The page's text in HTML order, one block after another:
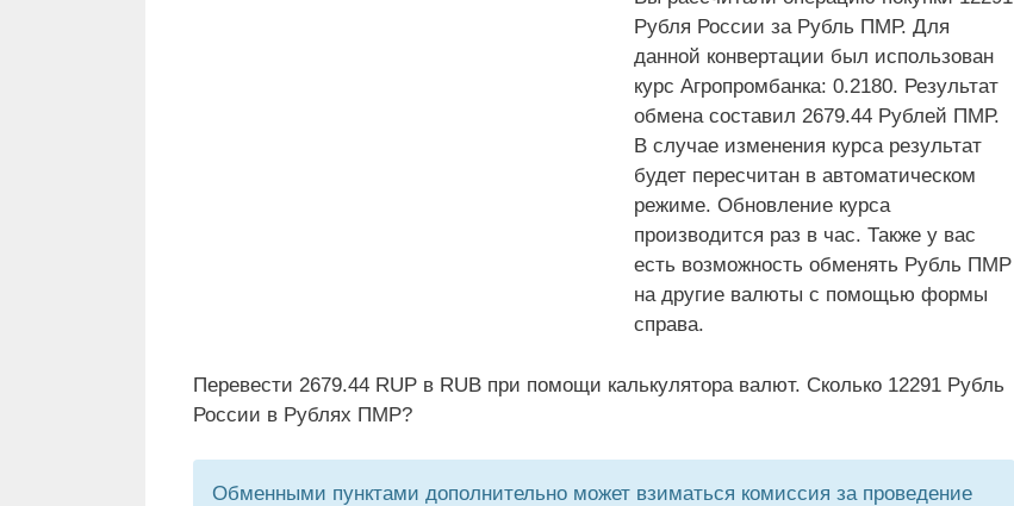
Рубля России за Рубль ПМР. Для
данной конвертации был использован
курс Агропромбанка: 0.2180. Результат
обмена составил 2679.44 Рублей ПМР.
В случае изменения курса результат
будет пересчитан в автоматическом
режиме. Обновление курса
производится раз в час. Также у вас
есть возможность обменять Рубль ПМР
на другие валюты с помощью формы
справа.
Перевести 2679.44 RUP в RUB при помощи калькулятора валют. Сколько 12291 Рубль
России в Рублях ПМР?
Обменными пунктами дополнительно может взиматься комиссия за проведение